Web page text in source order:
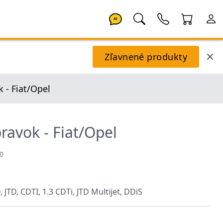
AI
Zľavnené produkty
- Fiat/Opel
- Fiat/Opel
CDTI, 1.3 CDTi, JTD Multijet, DDiS